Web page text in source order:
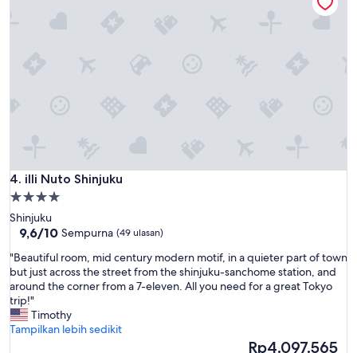
n
j
u
k
u
t
a
t
i
o
n
o
n
d
t
i
c
u
4. illi Nuto Shinjuku
illi Nuto Shinjuku
Properti
bintang
4.0
Shinjuku
9.6
10,
Sempurna,
(49
ulasan)
9,6/10 Sempurna (49 ulasan)
"
B
e
a
u
t
"Beautiful room, mid century modern motif, in a quieter part of town
but just across the street from the shinjuku-sanchome station, and
around the corner from a 7-eleven. All you need for a great Tokyo
trip!"
Timothy
Tampilkan lebih sedikit
Harga
Rp4.097.565